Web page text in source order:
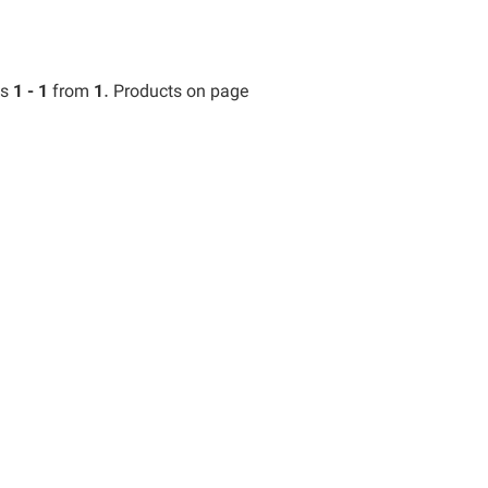
1 - 1 from 1. Products on page